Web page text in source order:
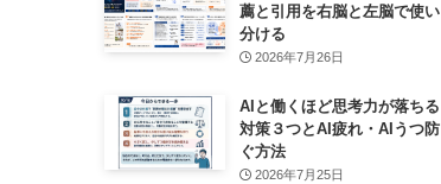
薦と引用を右脳と左脳で使い
分ける
2026年7月26日
AIと働くほど思考力が落ちる
対策３つとAI疲れ・AIうつ防
ぐ方法
2026年7月25日